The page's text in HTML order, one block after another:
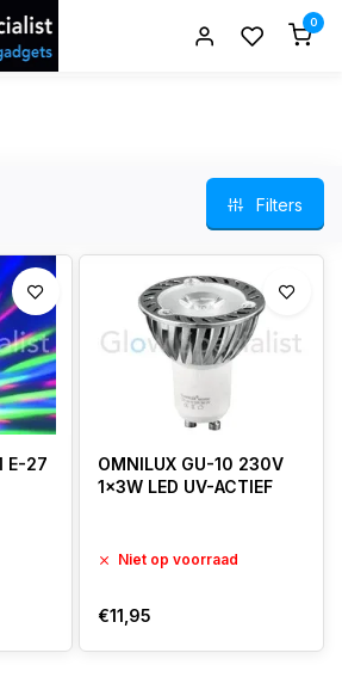
0
Filters
E-27
OMNILUX GU-10 230V
1x3W LED UV-ACTIEF
Niet op voorraad
€11,95